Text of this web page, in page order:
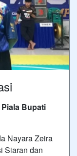
Bupati
Nayara Zeira
Siaran dan